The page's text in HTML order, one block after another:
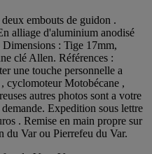
embouts de guidon .
alliage d'aluminium anodisé
: Tige 17mm,
clé Allen. Références :
une touche personnelle a
cyclomoteur Motobécane ,
autres photos sont a votre
Expedition sous lettre
. Remise en main propre sur
du Var ou Pierrefeu du Var.